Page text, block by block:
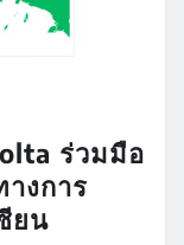
ร่วมมือ
งการ
ยน